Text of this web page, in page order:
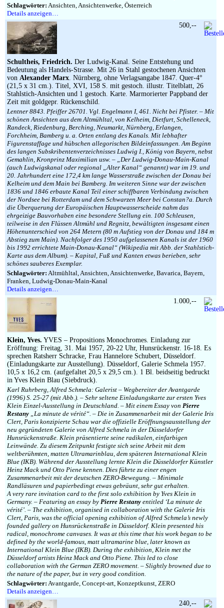
Schlagwörter: Ansichten, Ansichtenwerke, Österreich
Details anzeigen…
Schultheis, Friedrich. Der Ludwig-Kanal. Seine Entstehung und
Bedeutung als Handels-Strasse. Mit 26 in Stahl gestochenen Ansichten
von Alexander Marx. Nürnberg, ohne Verlagsangabe 1847. Quer-4°
(21,5 x 31 cm.). Titel, XVI, 158 S. mit gestoch. illustr. Titelblatt, 26
Stahlstich-Ansichten und 1 gestoch. Karte. Marmorierter Pappband der
Zeit mit goldgepr. Rückenschild.
Lentner 8843. Pfeiffer 26701. Vgl. Engelmann I, 461. Nicht bei Pfister. – Mit
schönen Ansichten aus dem Altmühltal, von Kelheim, Dietfurt, Schelleneck,
Randeck, Riedenburg, Berching, Neumarkt, Nürnberg, Erlangen,
Forchheim, Bamberg u. a. Orten entlang des Kanals. Mit lebhafter
Figurenstaffage und hübschen allegorischen Bildeinfassungen. Am Beginn
des langen Subskribentenverzeichnisses Ludwig I., König von Bayern, nebst
Gemahlin, Kronprinz Maximilian usw. – „Der Ludwig-Donau-Main-Kanal
(auch Ludwigskanal oder regional „Alter Kanal“ genannt) war im 19. und
20. Jahrhundert eine 172,4 km lange Wasserstraße zwischen der Donau bei
Kelheim und dem Main bei Bamberg. Im weiteren Sinne war der zwischen
1836 und 1846 erbaute Kanal Teil einer schiffbaren Verbindung zwischen
der Nordsee bei Rotterdam und dem Schwarzen Meer bei Constan?a. Durch
die Überquerung der Europäischen Hauptwasserscheide nahm das
ehrgeizige Bauvorhaben eine besondere Stellung ein. 100 Schleusen,
teilweise in den Flüssen Altmühl und Regnitz, bewältigten insgesamt einen
Höhenunterschied von 264 Metern (80 m Aufstieg von der Donau und 184 m
Abstieg zum Main). Nachfolger des 1950 aufgelassenen Kanals ist der 1960
bis 1992 errichtete Main-Donau-Kanal“ (Wikipedia mit Abb. der Stahlstich-
Karte aus dem Album). – Kapital, Fuß und Kanten etwas berieben, sehr
schönes sauberes Exemplar.
Schlagwörter: Altmühltal, Ansichten, Ansichtenwerke, Bavarica, Bayern,
Franken, Ludwig-Donau-Main-Kanal
Details anzeigen…
500,--
Klein, Yves. YVES – Propositions Monochromes. Einladung zur
Eröffnung: Freitag, 31. Mai 1957, 20-22 Uhr, Hunsrückenstr. 16-18. Es
sprechen Ratsherr Schracke, Frau Hannelore Schubert, Düsseldorf.
(Einladungskarte zur Ausstellung). Düsseldorf, Galerie Schmela 1957.
10,5 x 16,2 cm. (aufgefaltet 20,5 x 29,5 cm.). 1 Bl. beidseitig bedruckt
in Yves Klein Blau (Siebdruck).
Karl Ruhrberg, Alfred Schmela: Galerist – Wegbereiter der Avantgarde
(1996) S. 25-27 (mit Abb.). – Sehr seltene Einladungskarte zur ersten Yves
Klein Einzel-Ausstellung in Deutschland. – Mit einem Essay von Pierre
Restany „La minute de vérité“. – Die in Zusammenarbeit mit der Galerie Iris
Clert, Paris konzipierte Schau war die offizielle Eröffnungsausstellung der
neu gegründeten Galerie von Alfred Schmela in der Düsseldorfer
Hunsrückenstraße. Klein präsentierte seine radikalen, einfarbigen
Leinwände. Zu diesem Zeitpunkt festigte sich seine Arbeit mit dem
weltberühmten, matten Ultramarinblau, dem späteren International Klein
Blue (IKB). Während der Ausstellung lernte Klein die Düsseldorfer Künstler
Heinz Mack und Otto Piene kennen. Dies führte zu einer engen
Zusammenarbeit mit der deutschen ZERO-Bewegung. – Minimale
Randläsuren und papierbedingt etwas gebräunt, sehr gut erhalten.
A very rare invitation card to the first solo exhibition by Yves Klein in
Germany. – Featuring an essay by Pierre Restany entitled ‘La minute de
vérité’. – The exhibition, organised in collaboration with the Galerie Iris
Clert, Paris, was the official opening exhibition of Alfred Schmela’s newly
founded gallery on Hunsrückenstraße in Düsseldorf. Klein presented his
radical, monochrome canvases. It was at this time that his work began to be
defined by the world-famous, matt ultramarine blue, later known as
International Klein Blue (IKB). During the exhibition, Klein met the
Düsseldorf artists Heinz Mack and Otto Piene. This led to close
collaboration with the German ZERO movement. – Slightly browned due to
the nature of the paper, but in very good condition.
Schlagwörter: Avantgarde, Concept-art, Konzeptkunst, ZERO
Details anzeigen…
1.000,--
240,--